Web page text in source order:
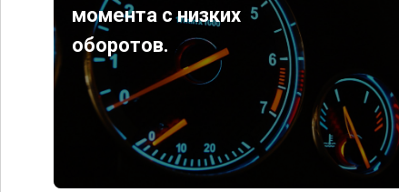
момента с низких
оборотов.